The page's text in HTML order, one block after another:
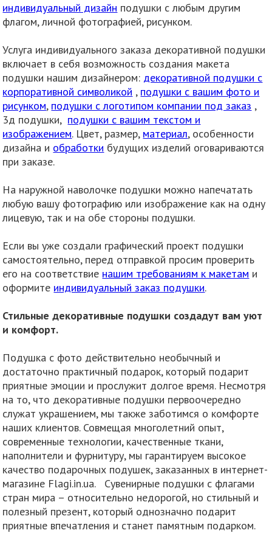
индивидуальный дизайн подушки с любым другим
флагом, личной фотографией, рисунком.
Услуга индивидуального заказа декоративной подушки
включает в себя возможность создания макета
подушки нашим дизайнером: декоративной подушки с
корпоративной символикой , подушки с вашим фото и
рисунком, подушки с логотипом компании под заказ ,
3д подушки, подушки с вашим текстом и
изображением. Цвет, размер, материал, особенности
дизайна и обработки будущих изделий оговариваются
при заказе.
На наружной наволочке подушки можно напечатать
любую вашу фотографию или изображение как на одну
лицевую, так и на обе стороны подушки.
Если вы уже создали графический проект подушки
самостоятельно, перед отправкой просим проверить
его на соответствие нашим требованиям к макетам и
оформите индивидуальный заказ подушки.
Стильные декоративные подушки создадут вам уют
и комфорт.
Подушка с фото действительно необычный и
достаточно практичный подарок, который подарит
приятные эмоции и прослужит долгое время. Несмотря
на то, что декоративные подушки первоочередно
служат украшением, мы также заботимся о комфорте
наших клиентов. Совмещая многолетний опыт,
современные технологии, качественные ткани,
наполнители и фурнитуру, мы гарантируем высокое
качество подарочных подушек, заказанных в интернет-
магазине Flagi.in.ua. Сувенирные подушки с флагами
стран мира – относительно недорогой, но стильный и
полезный презент, который однозначно подарит
приятные впечатления и станет памятным подарком.